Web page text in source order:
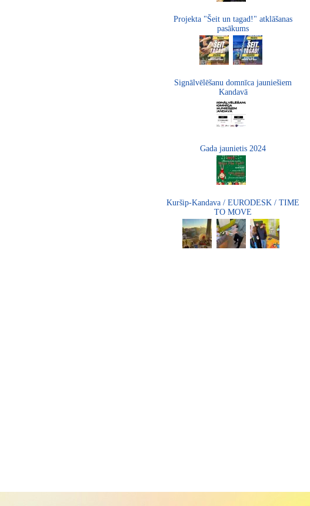
Projekta "Šeit un tagad!" atklāšanas
pasākums
Signālvēlēšanu domnīca jauniešiem
Kandavā
Gada jaunietis 2024
Kuršip-Kandava / EURODESK / TIME
TO MOVE